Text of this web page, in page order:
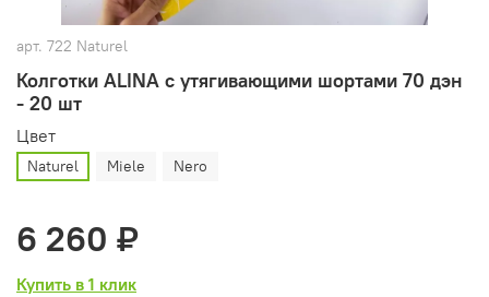
арт. 722 Naturel
Колготки ALINA с утягивающими шортами 70 дэн
- 20 шт
Цвет
Naturel Miele Nero
6 260 ₽
Купить в 1 клик